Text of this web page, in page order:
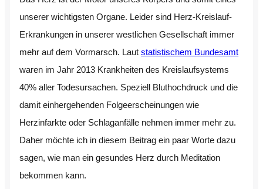
unserer wichtigsten Organe. Leider sind Herz-Kreislauf-
Erkrankungen in unserer westlichen Gesellschaft immer
mehr auf dem Vormarsch. Lautstatistischem Bundesamt
waren im Jahr 2013 Krankheiten des Kreislaufsystems
40% aller Todesursachen. Speziell Bluthochdruck und die
damit einhergehenden Folgeerscheinungen wie
Herzinfarkte oder Schlaganfälle nehmen immer mehr zu.
Daher möchte ich in diesem Beitrag ein paar Worte dazu
sagen, wie man ein gesundes Herz durch Meditation
bekommen kann.